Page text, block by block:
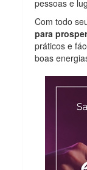
pessoas e
Com todo
para
práticos e
boas